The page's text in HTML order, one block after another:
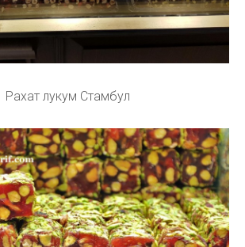
Рахат лукум Стамбул